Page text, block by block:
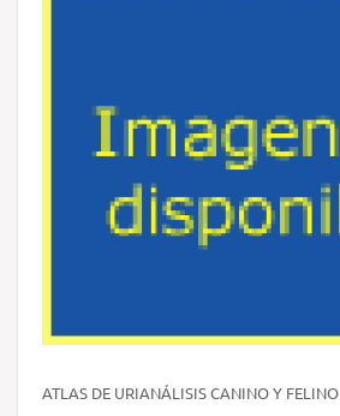
ATLAS DE URIANÁLISIS CANINO Y FELINO